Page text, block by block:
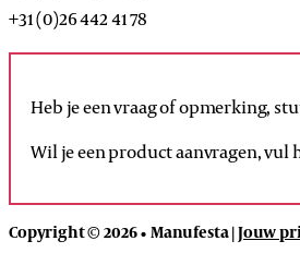
+31 (0)26 442 41 78
Heb je een vraag of opmerking,
Wil je een product aanvragen, vul
Copyright © 2026 • Manufesta |Jouw